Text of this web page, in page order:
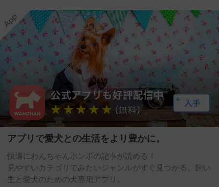
アプリで愛犬との生活をより豊かに。
快適にわんちゃんホンポの記事が読める！
見やすいカテゴリでみたいジャンルがすぐ見つかる。飼い
主と愛犬のための犬専用アプリ。